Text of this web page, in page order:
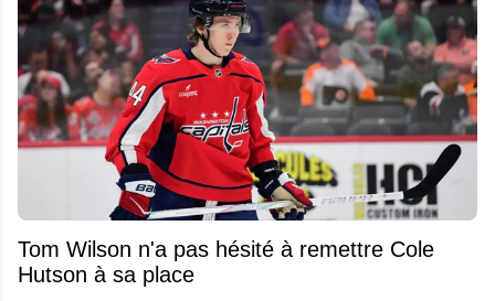
Tom Wilson n'a pas hésité à remettre Cole
Hutson à sa place